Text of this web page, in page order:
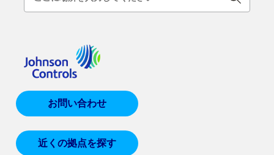
お問い合わせ
近くの拠点を探す